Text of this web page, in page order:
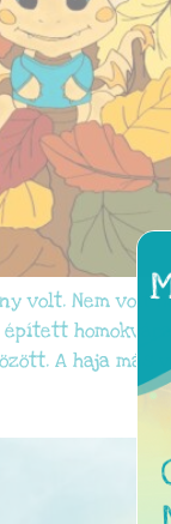
volt. Nem volt
A haja más